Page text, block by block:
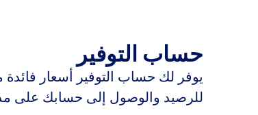
حساب التوفير
يوفر لك حساب التوفير أسعار فائدة
للرصيد والوصول إلى حسابك على مدار 24